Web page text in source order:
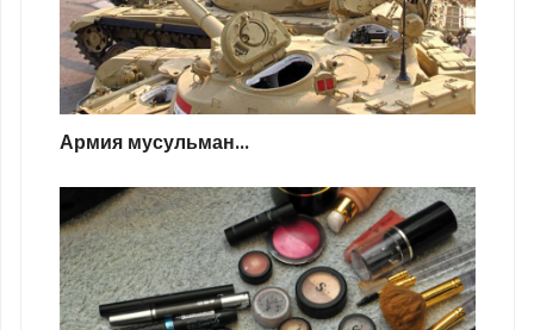
Армия мусульман...